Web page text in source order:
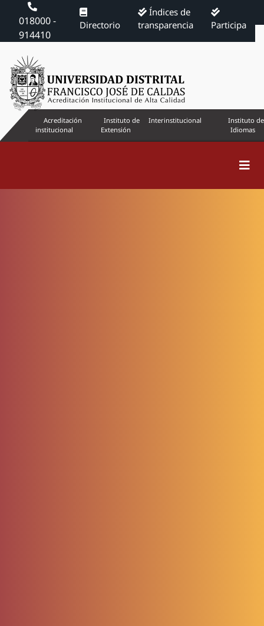
018000 -
914410
Directorio
Índices de
transparencia
Participa
Acreditación
institucional
Instituto de
Extensión
Interinstitucional
Instituto de
Idiomas